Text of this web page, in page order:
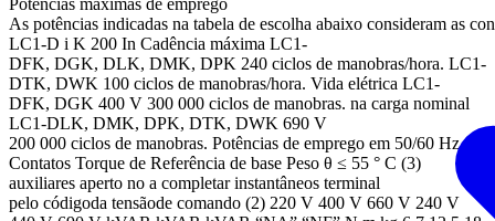
Potências máximas de emprego
As potências indicadas na tabela de escolha abaixo consideram as
LC1-D i K 200 In Cadência máxima LC1-
DFK, DGK, DLK, DMK, DPK 240 ciclos de manobras/hora. LC1-
DTK, DWK 100 ciclos de manobras/hora. Vida elétrica LC1-
DFK, DGK 400 V 300 000 ciclos de manobras. na carga nominal
LC1-DLK, DMK, DPK, DTK, DWK 690 V
200 000 ciclos de manobras. Potências de emprego em 50/60 Hz (1)
Contatos Torque de Referência de base Peso θ ≤ 55 ° C (3)
auxiliares aperto no a completar instantâneos terminal
pelo códigoda tensãode comando (2) 220 V 400 V 660 V 240 V